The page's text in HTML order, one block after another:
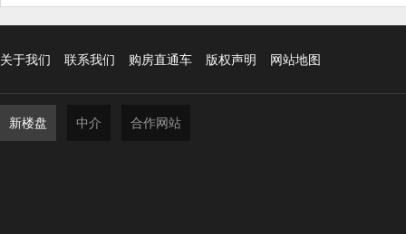
关于我们 联系我们 购房直通车 版权声明 网站地图
新楼盘 中介 合作网站